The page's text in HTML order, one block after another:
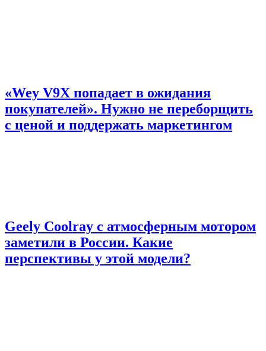
«Wey V9X попадает в ожидания
покупателей». Нужно не переборщить
с ценой и поддержать маркетингом
Geely Coolray с атмосферным мотором
заметили в России. Какие
перспективы у этой модели?